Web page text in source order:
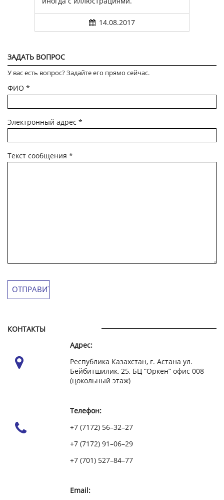
14.08.2017
ЗАДАТЬ ВОПРОС
У вас есть вопрос? Задайте его прямо сейчас.
ФИО *
Электронный адрес *
Текст сообщения *
КОНТАКТЫ
Адрес:
Республика Казахстан, г. Астана ул.
Бейбитшилик, 25, БЦ “Оркен” офис 008
(цокольный этаж)
Телефон:
+7 (7172) 56–32–27
+7 (7172) 91–06–29
+7 (701) 527–84–77
Email: